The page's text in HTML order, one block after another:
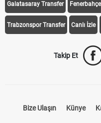
Galatasaray Transfer
Trabzonspor Transfer Canlı İzle
Takip Et
Bize Ulaşın Künye